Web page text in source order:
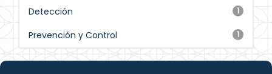
1
Detección
1
Prevención y Control